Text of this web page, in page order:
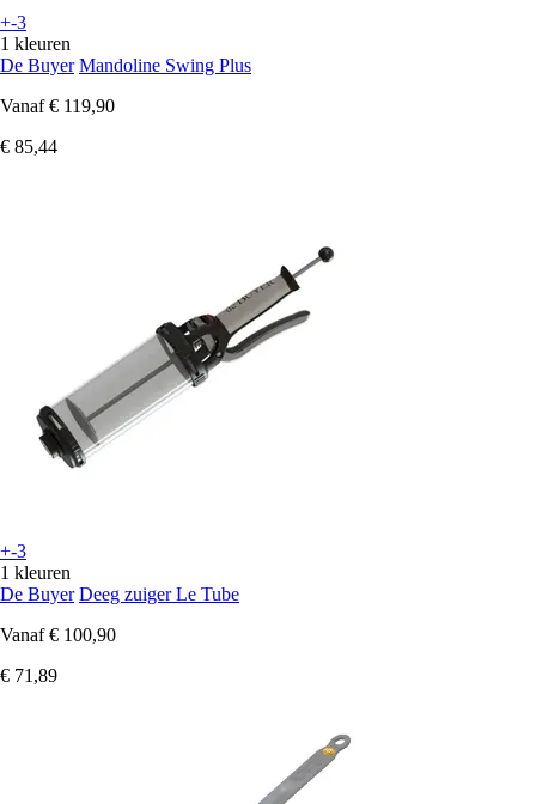
+-3
1 kleuren
De Buyer Mandoline Swing Plus
Vanaf € 119,90
€ 85,44
+-3
1 kleuren
De Buyer Deeg zuiger Le Tube
Vanaf € 100,90
€ 71,89